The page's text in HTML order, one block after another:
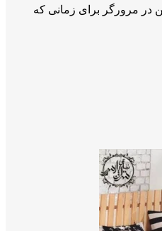
در مرورگر برای زمانی که